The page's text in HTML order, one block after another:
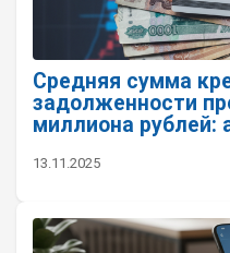
Средняя сумма
задолженности
миллиона рублей:
13.11.2025